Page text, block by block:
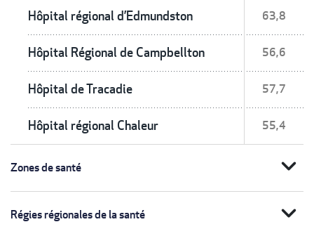
Hôpital régional d’Edmundston 63,8
Hôpital Régional de Campbellton 56,6
Hôpital de Tracadie 57,7
Hôpital régional Chaleur 55,4
Zones de santé expand_more
Régies régionales de la santé expand_more